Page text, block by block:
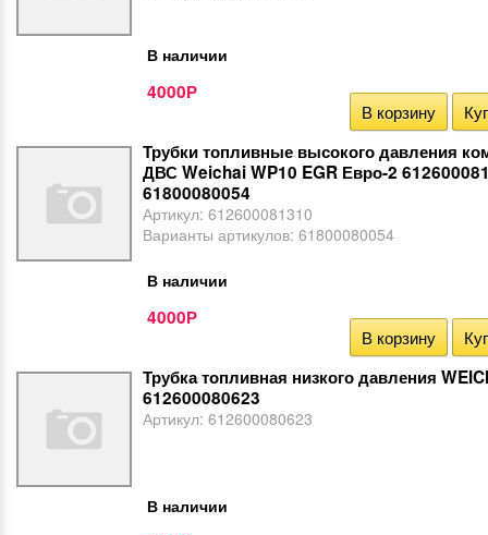
В наличии
4000Р
В корзину
Трубки топливные высокого давления
ДВС Weichai WP10 EGR Евро-2
61800080054
Артикул: 612600081310
Варианты артикулов: 61800080054
В наличии
4000Р
В корзину
Трубка топливная низкого давления
612600080623
Артикул: 612600080623
В наличии